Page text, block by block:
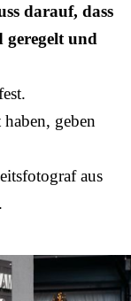
darauf, dass
geregelt und
geben
aus